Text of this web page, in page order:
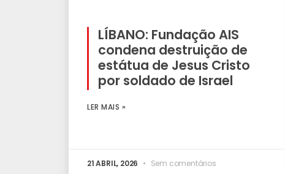
LÍBANO: Fundação AIS
condena destruição de
estátua de Jesus Cristo
por soldado de Israel
LER MAIS »
21 ABRIL, 2026 Sem comentários